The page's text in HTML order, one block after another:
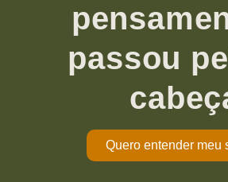
passou
Quero entender meu